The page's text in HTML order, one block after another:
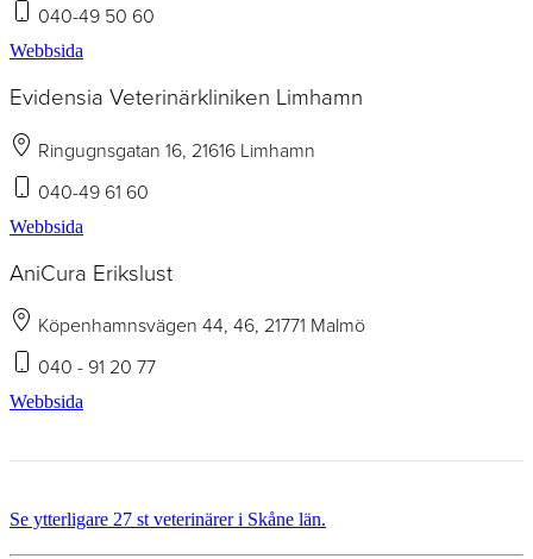
040-49 50 60
Webbsida
Evidensia Veterinärkliniken Limhamn
Ringugnsgatan 16, 21616 Limhamn
040-49 61 60
Webbsida
AniCura Erikslust
Köpenhamnsvägen 44, 46, 21771 Malmö
040 - 91 20 77
Webbsida
Se ytterligare 27 st veterinärer i Skåne län.